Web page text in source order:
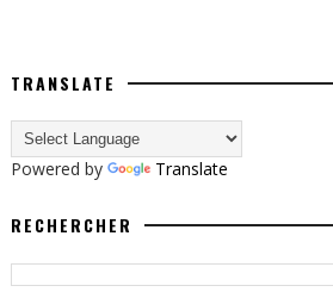
TRANSLATE
Powered by Translate
RECHERCHER